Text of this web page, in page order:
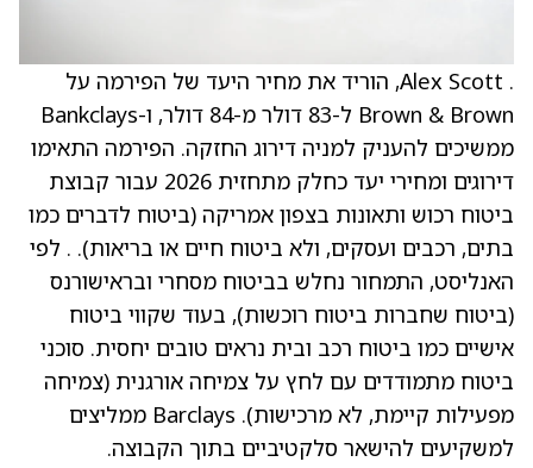
. Alex Scott, הוריד את מחיר היעד של הפירמה על
Brown & Brown ל-83 דולר מ-84 דולר, ו-Bankclays
ממשיכים להעניק למניה דירוג החזקה. הפירמה התאימו
דירוגים ומחירי יעד כחלק מתחזית 2026 עבור קבוצת
ביטוח רכוש ותאונות בצפון אמריקה (ביטוח לדברים כמו
בתים, רכבים ועסקים, ולא ביטוח חיים או בריאות). . לפי
האנליסט, התמחור נחלש בביטוח מסחרי ובראישורנס
(ביטוח שחברות ביטוח רוכשות), בעוד שקווי ביטוח
אישיים כמו ביטוח רכב ובית נראים טובים יחסית. סוכני
ביטוח מתמודדים עם לחץ על צמיחה אורגנית (צמיחה
מפעילות קיימת, לא מרכישות). Barclays ממליצים
למשקיעים להישאר סלקטיביים בתוך הקבוצה.